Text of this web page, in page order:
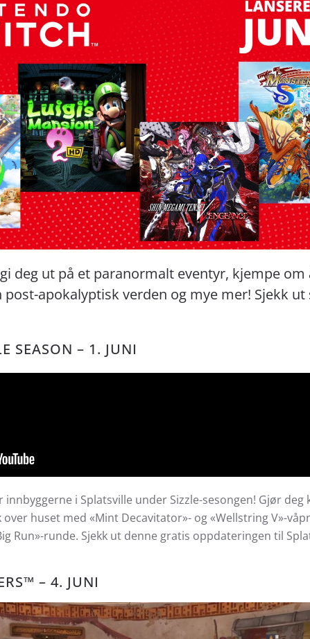
deg ut på et paranormalt eventyr, kjempe om
apokalyptisk verden og mye mer! Sjekk ut
SEASON – 1. JUNI
i Splatsville under Sizzle-sesongen! Gjør deg
huset med «Mint Decavitator»- og «Wellstring V»-
Run»-runde. Sjekk ut denne gratis oppdateringen til
– 4. JUNI